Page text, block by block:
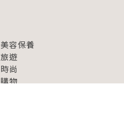
美容保養
旅遊
時尚
購物